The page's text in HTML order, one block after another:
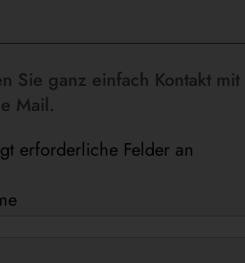
Sie ganz einfach Kontakt
Mail.
erforderliche Felder an